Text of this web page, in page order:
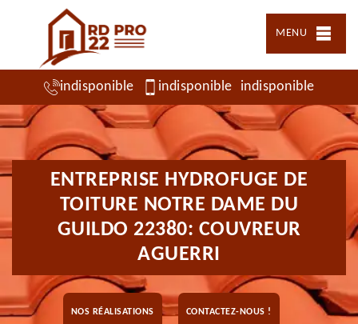
MENU
indisponible indisponible indisponible
ENTREPRISE HYDROFUGE DE
TOITURE NOTRE DAME DU
GUILDO 22380: COUVREUR
AGUERRI
NOS RÉALISATIONS CONTACTEZ-NOUS !